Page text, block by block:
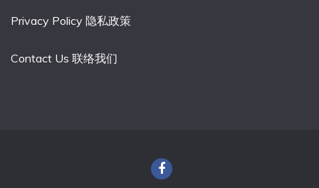
Privacy Policy 隐私政策
Contact Us 联络我们